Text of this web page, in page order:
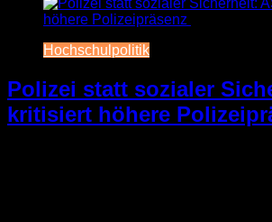
Hochschulpolitik
Polizei statt sozialer
kritisiert höhere